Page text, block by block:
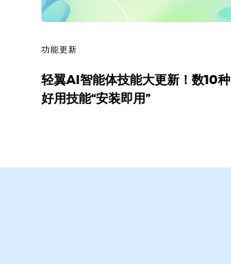
功能更新
轻翼AI智能体技能大更新！数10种
好用技能“安装即用”